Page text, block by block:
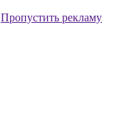
Пропустить рекламу